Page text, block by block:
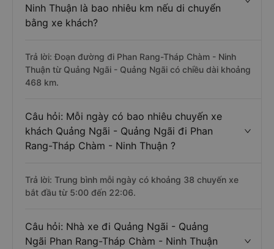
Ninh Thuận là bao nhiêu km nếu di chuyển
bằng xe khách?
Trả lời: Đoạn đường đi Phan Rang-Tháp Chàm - Ninh
Thuận từ Quảng Ngãi - Quảng Ngãi có chiều dài khoảng
468 km.
Câu hỏi: Mỗi ngày có bao nhiêu chuyến xe
khách Quảng Ngãi - Quảng Ngãi đi Phan
Rang-Tháp Chàm - Ninh Thuận ?
Trả lời: Trung bình mỗi ngày có khoảng 38 chuyến xe
bắt đầu từ 5:00 đến 22:06.
Câu hỏi: Nhà xe đi Quảng Ngãi - Quảng
Ngãi Phan Rang-Tháp Chàm - Ninh Thuận